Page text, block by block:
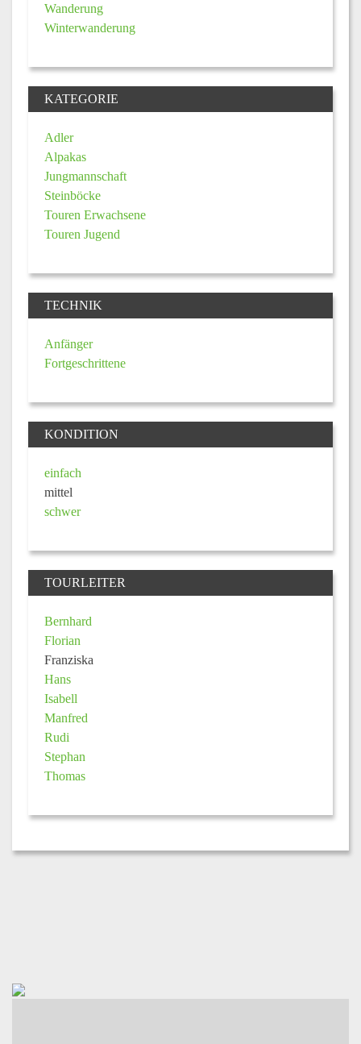
Wanderung
Winterwanderung
KATEGORIE
Adler
Alpakas
Jungmannschaft
Steinböcke
Touren Erwachsene
Touren Jugend
TECHNIK
Anfänger
Fortgeschrittene
KONDITION
einfach
mittel
schwer
TOURLEITER
Bernhard
Florian
Franziska
Hans
Isabell
Manfred
Rudi
Stephan
Thomas